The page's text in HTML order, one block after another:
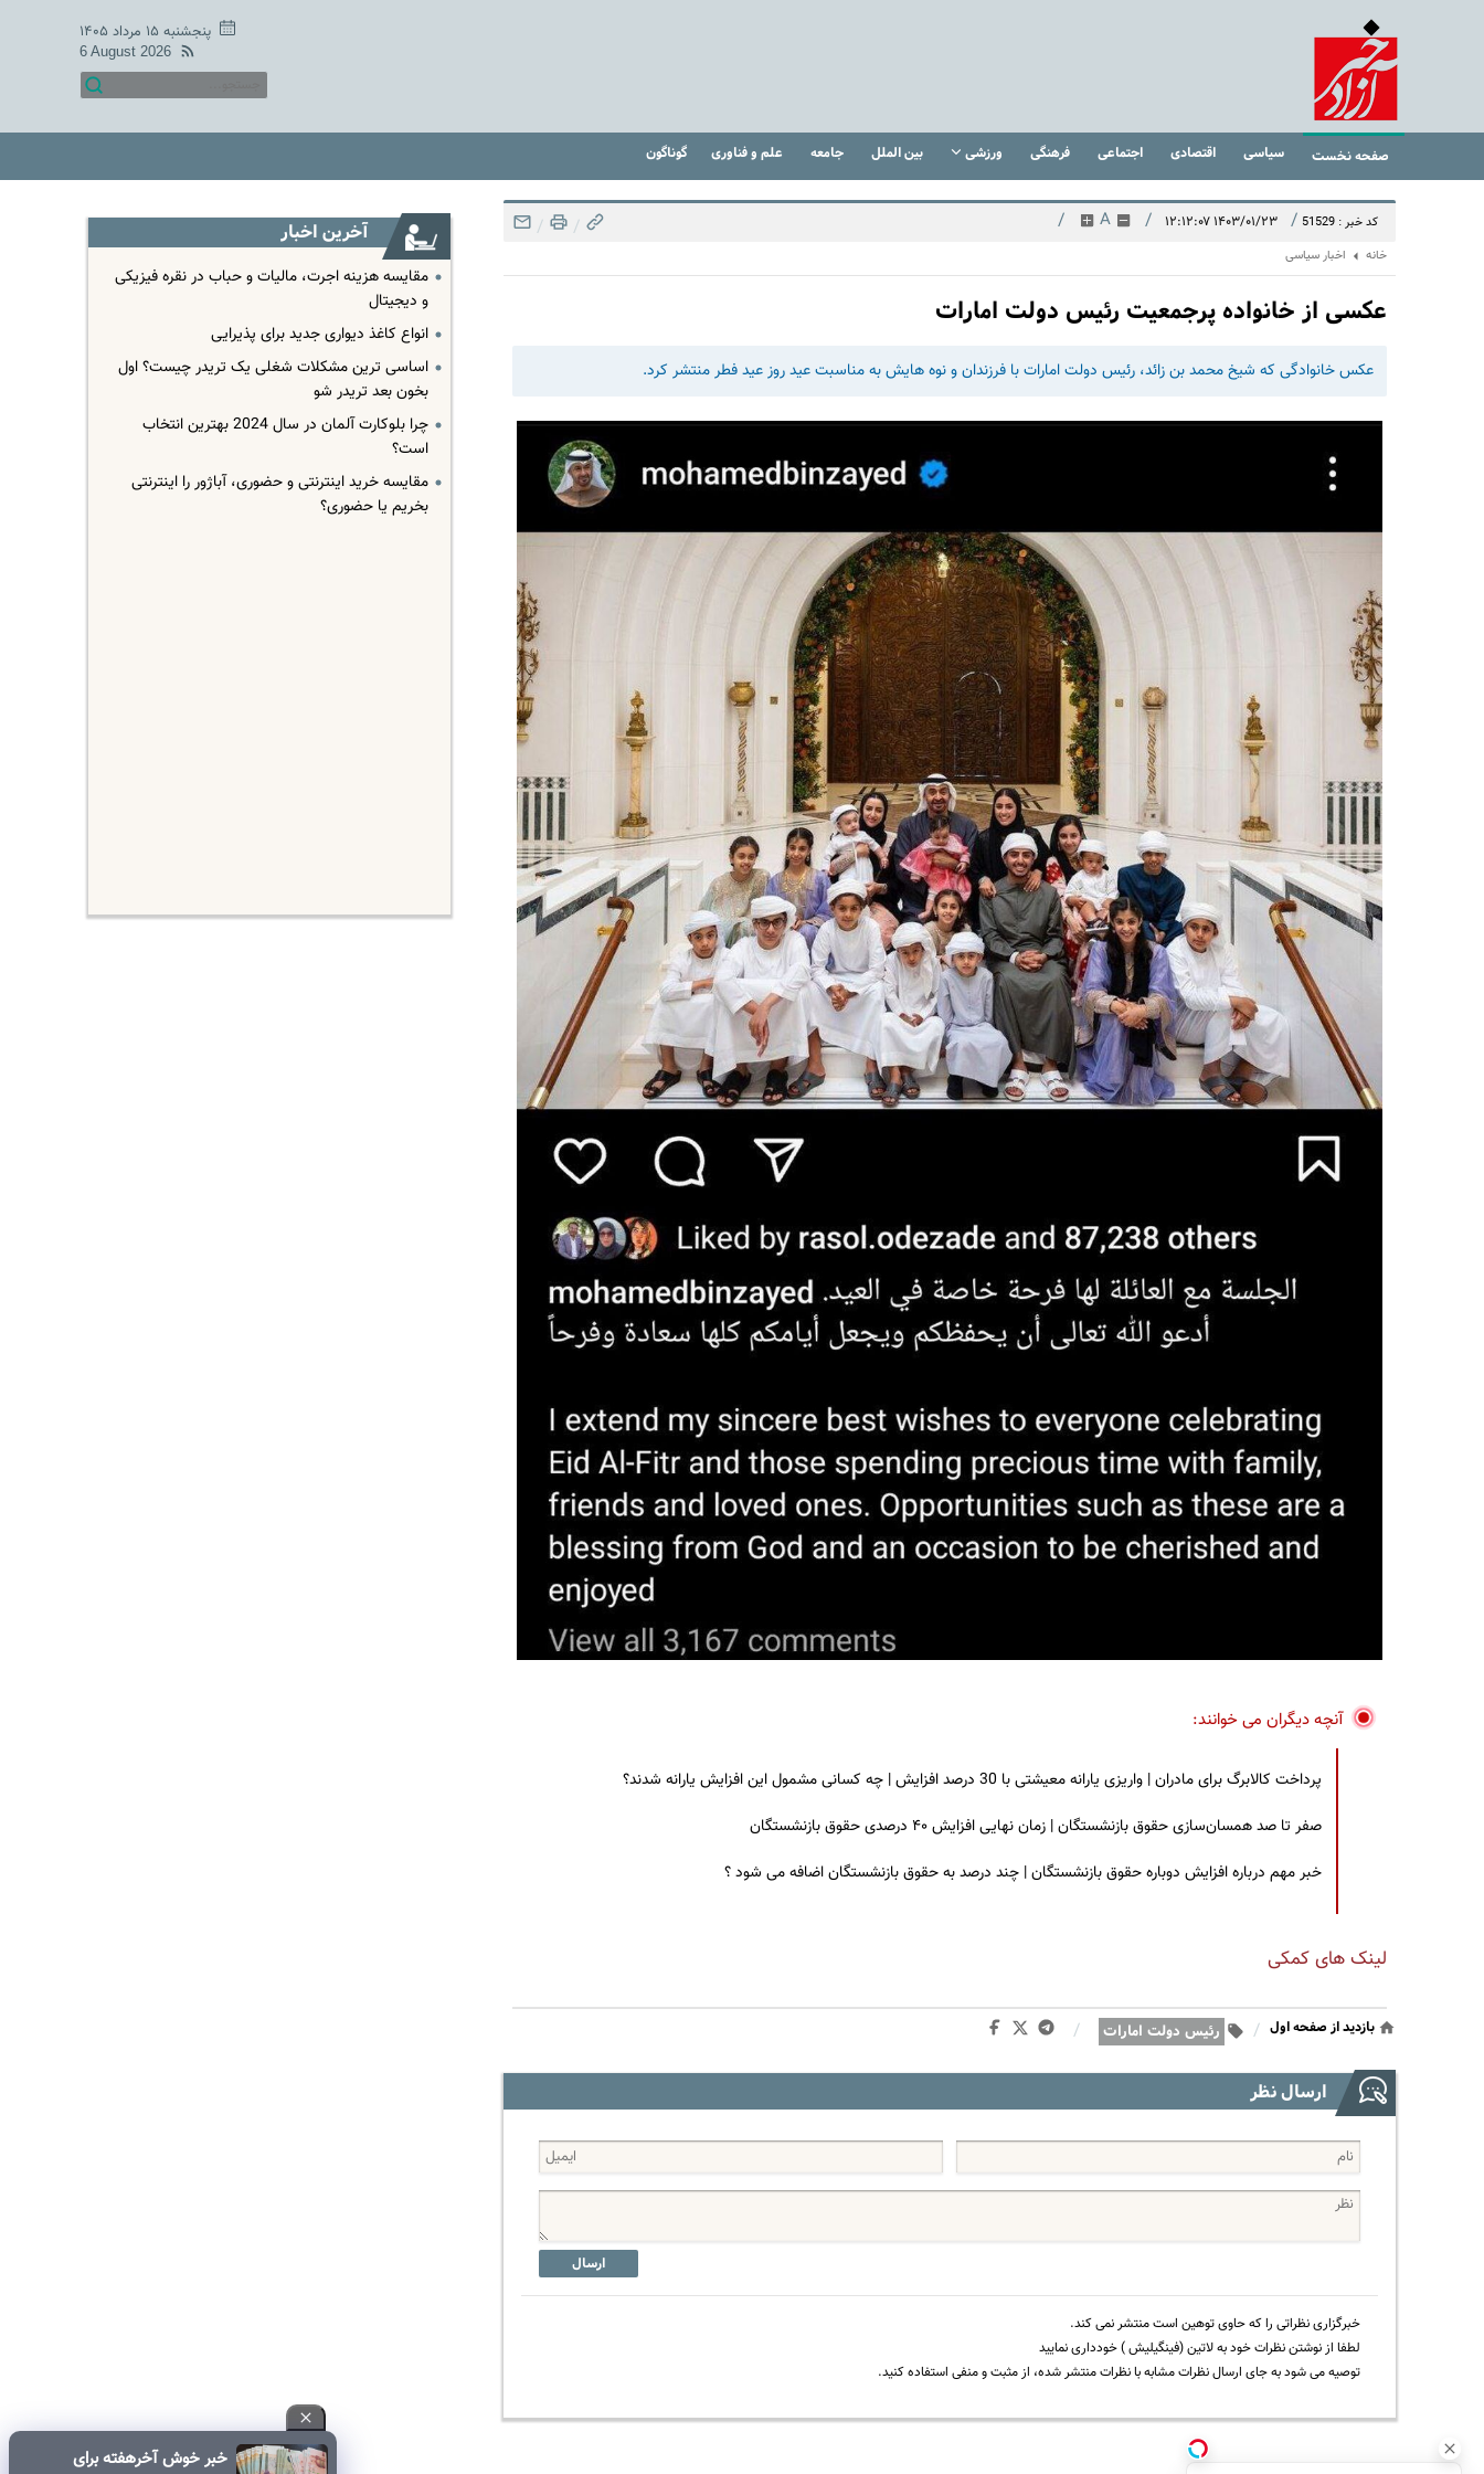
پنجشنبه ۱۵ مرداد ۱۴۰۵
6 August 2026
صفحه نخست سیاسی اقتصادی اجتماعی فرهنگی ورزشی بین الملل جامعه علم و فناوری گوناگون
کد خبر : 51529 / ۱۴۰۳/۰۱/۲۳ ۱۲:۱۲:۰۷ /
A
/
/
/
خانه اخبار سیاسی
عکسی از خانواده پرجمعیت رئیس دولت امارات
عکس خانوادگی که شیخ محمد بن زائد، رئیس دولت امارات با فرزندان و نوه هایش به مناسبت عید روز عید فطر منتشر کرد.
آنچه دیگران می خوانند:
پرداخت کالابرگ برای مادران | واریزی یارانه معیشتی با 30 درصد افزایش | چه کسانی مشمول این افزایش یارانه شدند؟
صفر تا صد همسان‌سازی حقوق بازنشستگان | زمان نهایی افزایش ۴۰ درصدی حقوق بازنشستگان
خبر مهم درباره افزایش دوباره حقوق بازنشستگان | چند درصد به حقوق بازنشستگان اضافه می شود ؟
لینک های کمکی
بازدید از صفحه اول / رئیس دولت امارات /
ارسال نظر
ارسال
خبرگزاری نظراتی را که حاوی توهین است منتشر نمی کند.
لطفا از نوشتن نظرات خود به لاتین (فینگیلیش ) خودداری نمایید
توصیه می شود به جای ارسال نظرات مشابه با نظرات منتشر شده، از مثبت و منفی استفاده کنید.
آخرین اخبار
مقایسه هزینه اجرت، مالیات و حباب در نقره فیزیکی
و دیجیتال
انواع کاغذ دیواری جدید برای پذیرایی
اساسی ترین مشکلات شغلی یک تریدر چیست؟ اول
بخون بعد تریدر شو
چرا بلوکارت آلمان در سال 2024 بهترین انتخاب
است؟
مقایسه خرید اینترنتی و حضوری، آباژور را اینترنتی
بخریم یا حضوری؟
خبر خوش آخرهفته برای